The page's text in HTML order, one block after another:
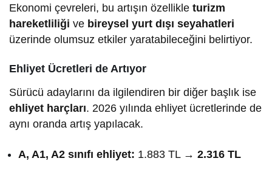
Ekonomi çevreleri, bu artışın özellikleturizm
hareketliliği ve bireysel yurt dışı seyahatleri
üzerinde olumsuz etkiler yaratabileceğini belirtiyor.
Ehliyet Ücretleri de Artıyor
Sürücü adaylarını da ilgilendiren bir diğer başlık ise
ehliyet harçları. 2026 yılında ehliyet ücretlerinde de
aynı oranda artış yapılacak.
A, A1, A2 sınıfı ehliyet: 1.883 TL →2.316 TL